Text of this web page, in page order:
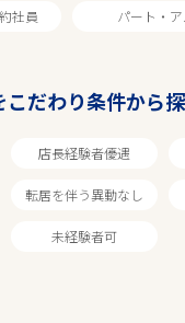
社員 パート・
こだわり条件から
店長経験者優遇
転居を伴う異動なし
未経験者可